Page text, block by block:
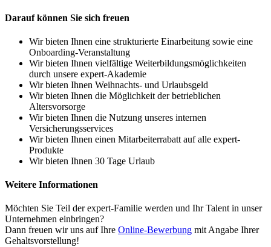
Darauf können Sie sich freuen
Wir bieten Ihnen eine strukturierte Einarbeitung sowie eine
Onboarding-Veranstaltung
Wir bieten Ihnen vielfältige Weiterbildungsmöglichkeiten
durch unsere expert-Akademie
Wir bieten Ihnen Weihnachts- und Urlaubsgeld
Wir bieten Ihnen die Möglichkeit der betrieblichen
Altersvorsorge
Wir bieten Ihnen die Nutzung unseres internen
Versicherungsservices
Wir bieten Ihnen einen Mitarbeiterrabatt auf alle expert-
Produkte
Wir bieten Ihnen 30 Tage Urlaub
Weitere Informationen
Möchten Sie Teil der expert-Familie werden und Ihr Talent in unser
Unternehmen einbringen?
Dann freuen wir uns auf Ihre Online-Bewerbung mit Angabe Ihrer
Gehaltsvorstellung!